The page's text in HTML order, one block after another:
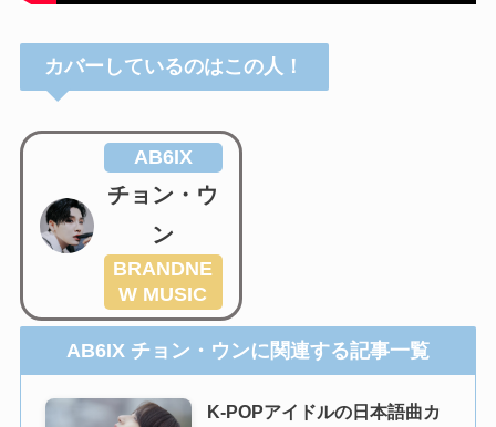
カバーしているのはこの人！
AB6IX
チョン・ウ
ン
BRANDNE
W MUSIC
AB6IX チョン・ウンに関連する記事一覧
K-POPアイドルの日本語曲カ